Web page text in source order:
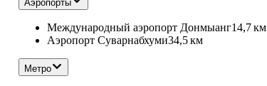
Аэропорты
Международный аэропорт Донмыанг14,7 км
Аэропорт Суварнабхуми34,5 км
Метро